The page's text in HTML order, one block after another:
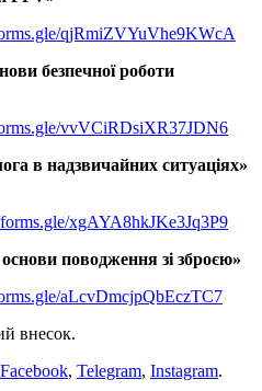
qjRmiZVYuVhe9KWcA
безпечної роботи
vvVCiRDsiXR37JDN6
в надзвичайних ситуаціях»
xgAYA8hkJKe3Jq3P9
поводження зі зброєю»
aLcvDmcjpQbEczTC7
внесок.
Facebook, Telegram, Instagram.